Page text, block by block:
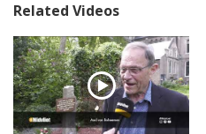
Related Videos